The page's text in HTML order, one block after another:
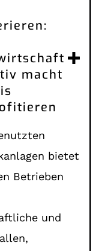
macht
bietet
Betrieben
und